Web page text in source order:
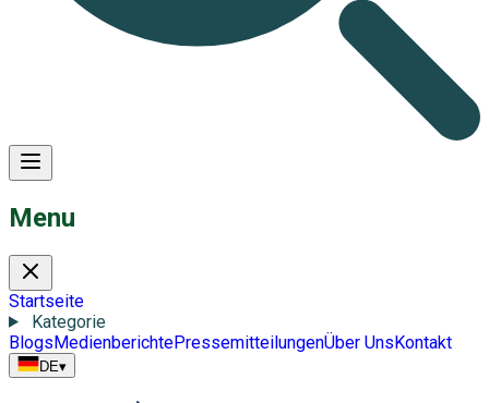
Menu
Startseite
Kategorie
BlogsMedienberichtePressemitteilungenÜber UnsKontakt
DE▾